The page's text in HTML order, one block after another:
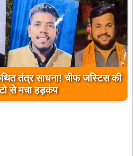
ने किया पौधारोपण, बोले-
भी होगा स्वस्थ और सुंदर